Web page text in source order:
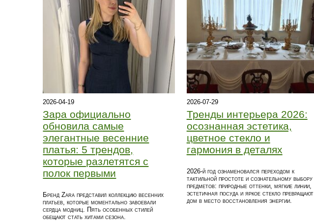
2026-04-19
Зара официально
обновила самые
элегантные весенние
платья: 5 трендов,
которые разлетятся с
полок первыми
Бренд Zara представил коллекцию весенних
платьев, которые моментально завоевали
сердца модниц. Пять особенных стилей
обещают стать хитами сезона.
2026-07-29
Тренды интерьера 2026:
осознанная эстетика,
цветное стекло и
гармония в деталях
2026‑й год ознаменовался переходом к
тактильной простоте и сознательному выбору
предметов: природные оттенки, мягкие линии,
эстетичная посуда и яркое стекло превращают
дом в место восстановления энергии.